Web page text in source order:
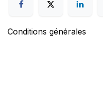
Conditions générales